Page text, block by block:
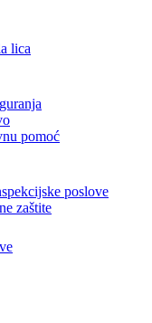
lica
pomoć
poslove
zaštite